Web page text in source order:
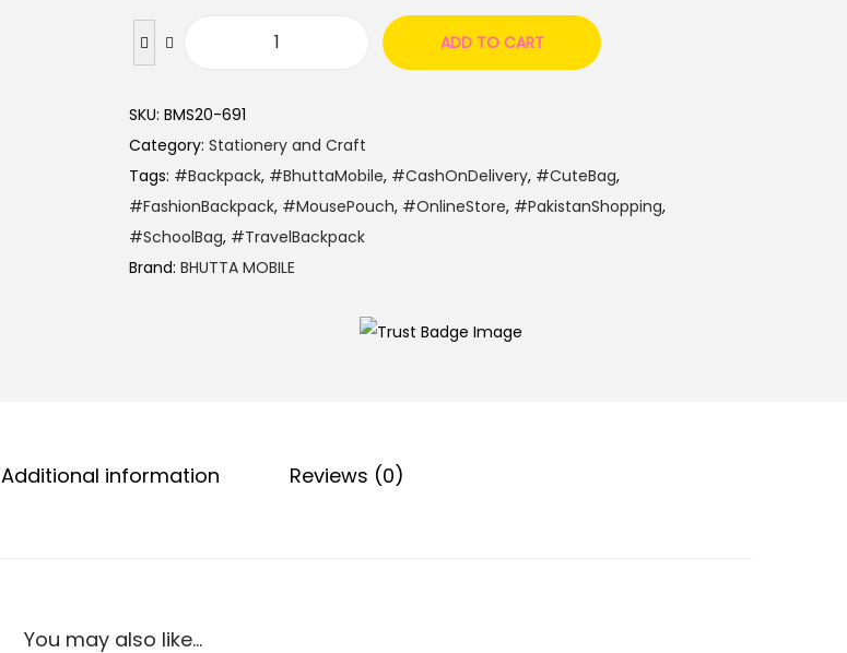
ADD TO CART
SKU: BMS20-691
Category: Stationery and Craft
Tags: #Backpack, #BhuttaMobile, #CashOnDelivery, #CuteBag,
#FashionBackpack, #MousePouch, #OnlineStore, #PakistanShopping,
#SchoolBag, #TravelBackpack
Brand: BHUTTA MOBILE
Additional information Reviews (0)
You may also like…